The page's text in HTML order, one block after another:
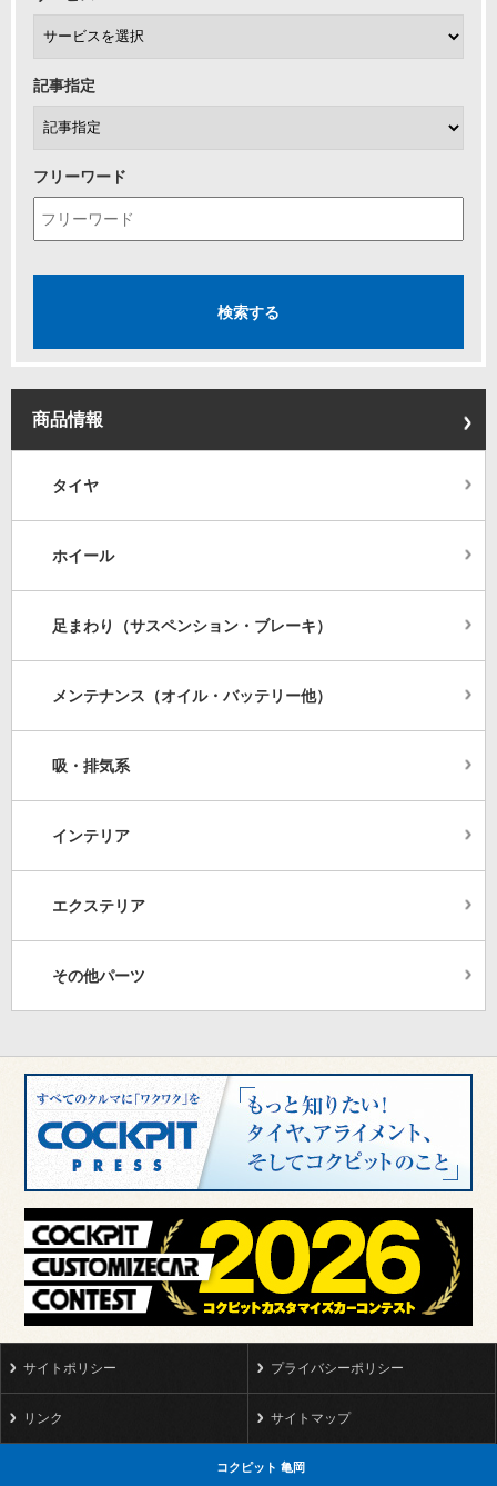
記事指定
フリーワード
商品情報
タイヤ
ホイール
足まわり（サスペンション・ブレーキ）
メンテナンス（オイル・バッテリー他）
吸・排気系
インテリア
エクステリア
その他パーツ
サイトポリシー プライバシーポリシー
リンク サイトマップ
コクピット 亀岡